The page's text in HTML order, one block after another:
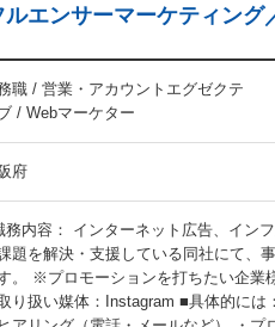
ルエンサーマーケティン
職 / 営業・アカウントエグゼクテ
/ Webマーケター
府
務内容： インターネット広告、イン
題を解決・支援している同社にて、
。 ※プロモーションを打ちたい企業
り扱い媒体：Instagram ■具体的には